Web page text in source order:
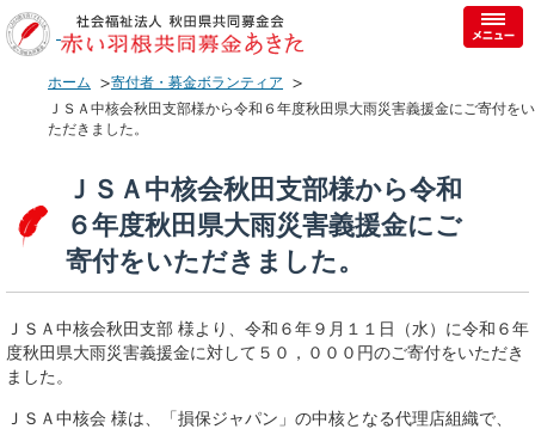
ホーム
寄付者・募金ボランティア
ＪＳＡ中核会秋田支部様から令和６年度秋田県大雨災害義援金にご寄付をい
ただきました。
ＪＳＡ中核会秋田支部様から令和
６年度秋田県大雨災害義援金にご
寄付をいただきました。
ＪＳＡ中核会秋田支部 様より、令和６年９月１１日（水）に令和６年
度秋田県大雨災害義援金に対して５０，０００円のご寄付をいただき
ました。
ＪＳＡ中核会 様は、「損保ジャパン」の中核となる代理店組織で、